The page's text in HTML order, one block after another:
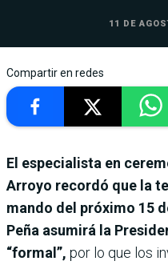
11 DE
Compartir en redes
El especialista en
Arroyo recordó que la
mando del próximo 15
Peña asumirá la
“formal”, por lo que los